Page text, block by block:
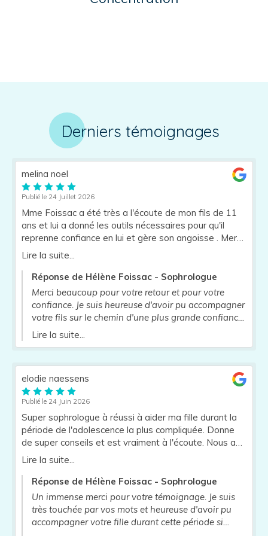
Derniers témoignages
melina noel
Publié le 24 Juillet 2026
Mme Foissac a été très a l'écoute de mon fils de 11
ans et lui a donné les outils nécessaires pour qu'il
reprenne confiance en lui et gère son angoisse . Merci
à elle . Je recommande .
Lire la suite...
Réponse de Hélène Foissac - Sophrologue
Merci beaucoup pour votre retour et pour votre
confiance. Je suis heureuse d'avoir pu accompagner
votre fils sur le chemin d'une plus grande confiance
en lui et de lui avoir transmis des outils qu'il pourra
Lire la suite...
elodie naessens
Publié le 24 Juin 2026
Super sophrologue à réussi à aider ma fille durant la
période de l'adolescence la plus compliquée. Donne
de super conseils et est vraiment à l'écoute. Nous a
fait aussi découvrir la sophrologie et franchement je
dans la gestion de la pression si un enfant refuse tout
psychologue. Merci beaucoup
Lire la suite...
Réponse de Hélène Foissac - Sophrologue
Un immense merci pour votre témoignage. Je suis
très touchée par vos mots et heureuse d'avoir pu
accompagner votre fille durant cette période si